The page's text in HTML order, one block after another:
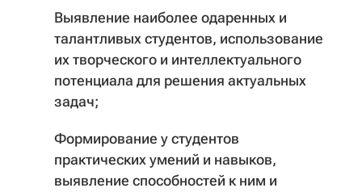
Выявление наиболее одаренных и
талантливых студентов, использование
их творческого и интеллектуального
потенциала для решения актуальных
задач;
Формирование у студентов
практических умений и навыков,
выявление способностей к ним и